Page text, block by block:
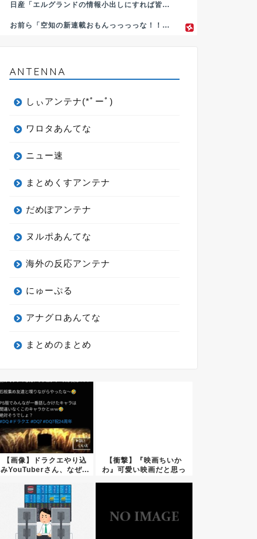
日産「エルグランドの情報小出しにすれば皆...
お前ら「空知の新連載おもんっっっっな！！...
ANTENNA
しぃアンテナ(*ﾟーﾟ)
ワロタあんてな
ニュー速
まとめくすアンテナ
だめぽアンテナ
ヌルポあんてな
海外の反応アンテナ
にゅーぷる
アナグロあんてな
まとめのまとめ
【画像】ドラクエやり込
みYouTuberさん、なぜ...
【衝撃】『映画ちいか
わ』可愛い映画だと思っ